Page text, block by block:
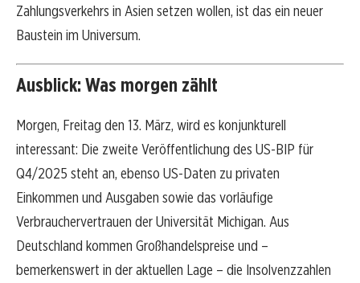
Zahlungsverkehrs in Asien setzen wollen, ist das ein neuer
Baustein im Universum.
Ausblick: Was morgen zählt
Morgen, Freitag den 13. März, wird es konjunkturell
interessant: Die zweite Veröffentlichung des US-BIP für
Q4/2025 steht an, ebenso US-Daten zu privaten
Einkommen und Ausgaben sowie das vorläufige
Verbrauchervertrauen der Universität Michigan. Aus
Deutschland kommen Großhandelspreise und –
bemerkenswert in der aktuellen Lage – die Insolvenzzahlen